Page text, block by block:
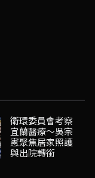
衛環委員會考察
宜蘭醫療～吳宗
憲聚焦居家照護
與出院轉銜